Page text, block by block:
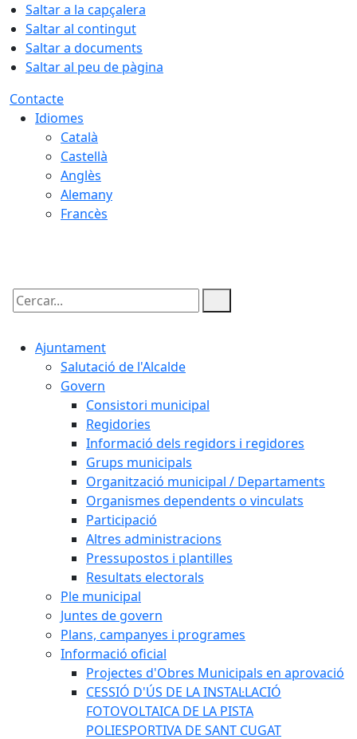
Saltar a la capçalera
Saltar al contingut
Saltar a documents
Saltar al peu de pàgina
Contacte
Idiomes
Català
Castellà
Anglès
Alemany
Francès
Cercar:
Ajuntament
Salutació de l'Alcalde
Govern
Consistori municipal
Regidories
Informació dels regidors i regidores
Grups municipals
Organització municipal / Departaments
Organismes dependents o vinculats
Participació
Altres administracions
Pressupostos i plantilles
Resultats electorals
Ple municipal
Juntes de govern
Plans, campanyes i programes
Informació oficial
Projectes d'Obres Municipals en aprovació
CESSIÓ D'ÚS DE LA INSTAL·LACIÓ
FOTOVOLTAICA DE LA PISTA
POLIESPORTIVA DE SANT CUGAT